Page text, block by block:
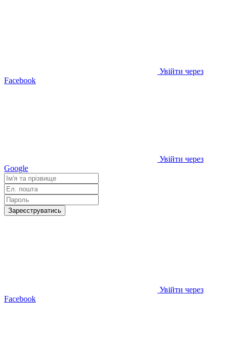
Увійти через
Facebook
Увійти через
Google
Зареєструватись
Увійти через
Facebook